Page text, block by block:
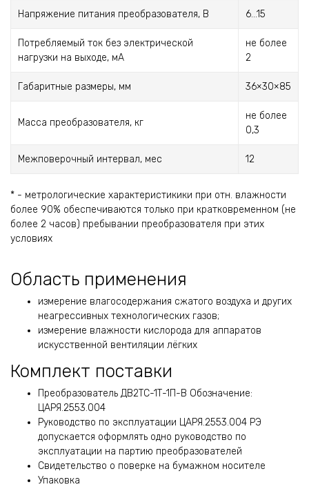
Напряжение питания преобразователя, В 6...15
Потребляемый ток без электрической
нагрузки на выходе, мА
не более
2
Габаритные размеры, мм 36×30×85
Масса преобразователя, кг
не более
0,3
Межповерочный интервал, мес 12
* - метрологические характеристикики при отн. влажности
более 90% обеспечиваются только при кратковременном (не
более 2 часов) пребывании преобразователя при этих
условиях
Область применения
измерение влагосодержания сжатого воздуха и других
неагрессивных технологических газов;
измерение влажности кислорода для аппаратов
искусственной вентиляции лёгких
Комплект поставки
Преобразователь ДВ2ТС-1Т-1П-В Обозначение:
ЦАРЯ.2553.004
Руководство по эксплуатации ЦАРЯ.2553.004 РЭ
допускается оформлять одно руководство по
эксплуатации на партию преобразователей
Свидетельство о поверке на бумажном носителе
Упаковка